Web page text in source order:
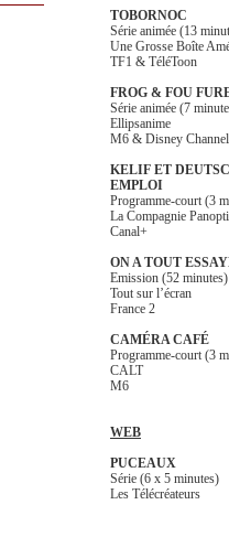
TOBORNOC
Série animée (13
Une Grosse Boîte
TF1 & TéléToon
FROG & FOU
Série animée (7
Ellipsanime
M6 & Disney Channel
KELIF ET
EMPLOI
Programme-court (3
La Compagnie
Canal+
ON A TOUT
Emission (52 minutes)
Tout sur l’écran
France 2
CAMÉRA CAFÉ
Programme-court (3
CALT
M6
WEB
PUCEAUX
Série (6 x 5 minutes)
Les Télécréateurs